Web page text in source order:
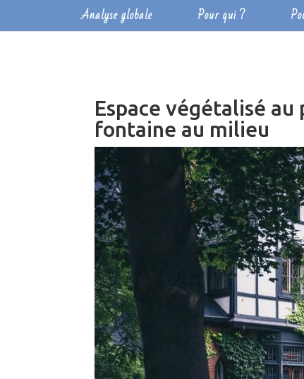
Analyse globale Pour qui ?
Espace végétalisé au
fontaine au milieu